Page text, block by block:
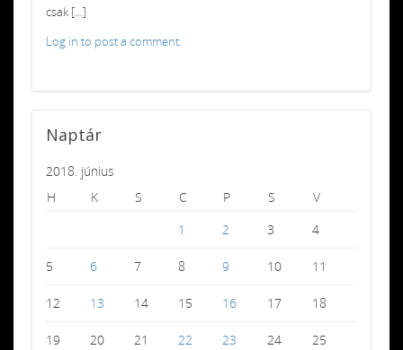
csak [...]
Log in to post a comment.
Naptár
2018. június
H
K S C P S
V
1
2 3 4
5 6 7 8 9 10 11
12 13 14 15 16 17 18
19 20 21 22 23 24 25